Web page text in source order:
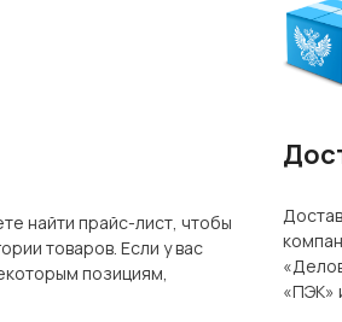
найти прайс-лист, чтобы
товаров. Если у вас
позициям,
«ПЭК»